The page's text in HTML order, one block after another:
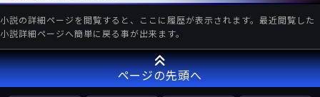
小説の詳細ページを閲覧すると、ここに履歴が表示されます。最近閲覧した
小説詳細ページへ簡単に戻る事が出来ます。
ページの先頭へ